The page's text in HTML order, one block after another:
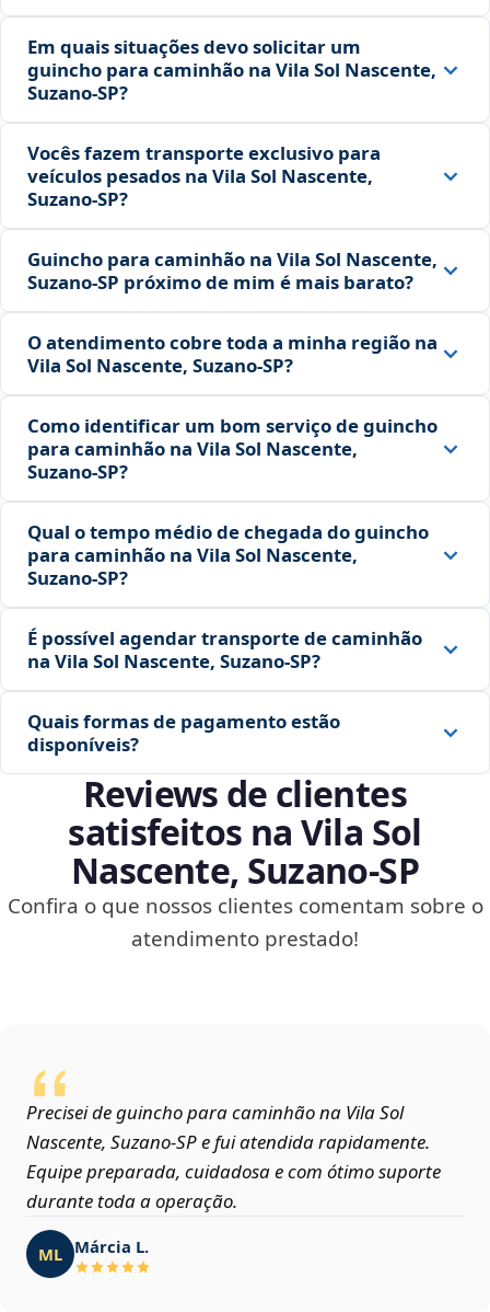
Em quais situações devo solicitar um
guincho para caminhão na Vila Sol Nascente,
Suzano‑SP?
Vocês fazem transporte exclusivo para
veículos pesados na Vila Sol Nascente,
Suzano‑SP?
Guincho para caminhão na Vila Sol Nascente,
Suzano‑SP próximo de mim é mais barato?
O atendimento cobre toda a minha região na
Vila Sol Nascente, Suzano‑SP?
Como identificar um bom serviço de guincho
para caminhão na Vila Sol Nascente,
Suzano‑SP?
Qual o tempo médio de chegada do guincho
para caminhão na Vila Sol Nascente,
Suzano‑SP?
É possível agendar transporte de caminhão
na Vila Sol Nascente, Suzano‑SP?
Quais formas de pagamento estão
disponíveis?
Reviews de clientes
satisfeitos na Vila Sol
Nascente, Suzano‑SP
Confira o que nossos clientes comentam sobre o
atendimento prestado!
Precisei de guincho para caminhão na Vila Sol
Nascente, Suzano‑SP e fui atendida rapidamente.
Equipe preparada, cuidadosa e com ótimo suporte
durante toda a operação.
ML Márcia L.